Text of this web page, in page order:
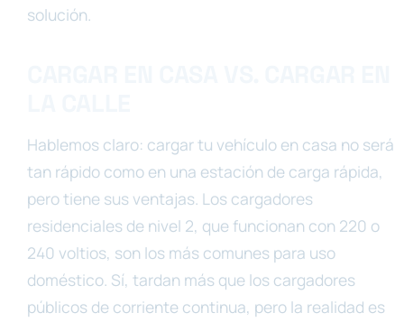
solución.
Hablemos claro: cargar tu vehículo en casa no será
tan rápido como en una estación de carga rápida,
pero tiene sus ventajas. Los cargadores
residenciales de nivel 2, que funcionan con 220 o
240 voltios, son los más comunes para uso
doméstico. Sí, tardan más que los cargadores
públicos de corriente continua, pero la realidad es